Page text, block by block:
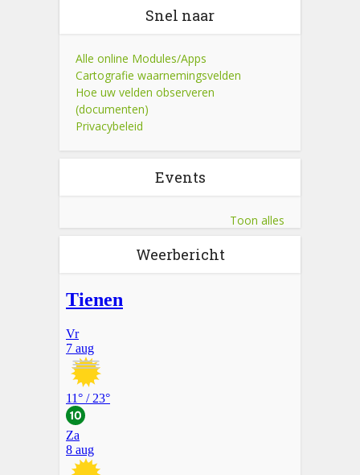
Snel naar
Alle online Modules/Apps
Cartografie waarnemingsvelden
Hoe uw velden observeren
(documenten)
Privacybeleid
Events
Toon alles
Weerbericht